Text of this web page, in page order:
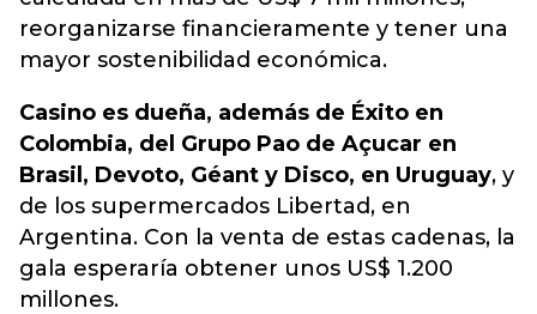
reorganizarse financieramente y tener una
mayor sostenibilidad económica.
Casino es dueña, además de Éxito en
Colombia, del Grupo Pao de Açucar en
Brasil, Devoto, Géant y Disco, en Uruguay, y
de los supermercados Libertad, en
Argentina. Con la venta de estas cadenas, la
gala esperaría obtener unos US$ 1.200
millones.